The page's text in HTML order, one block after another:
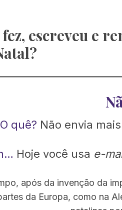
fez, escreveu e
O quê? Não envia
Hoje você usa e-
após da invenção da
da Europa, como na